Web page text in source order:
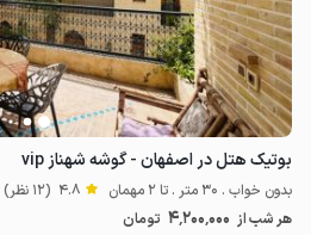
بوتیک هتل در اصفهان - گوشه شهناز vip
بدون خواب . 30 متر . تا 2 مهمان 4.8 (12 نظر)
هر شب از 4٬200٬000 تومان